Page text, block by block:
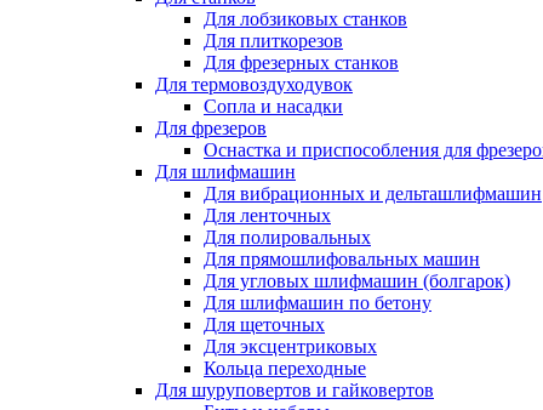
Для лобзиковых станков
Для плиткорезов
Для фрезерных станков
Для термовоздуходувок
Сопла и насадки
Для фрезеров
Оснастка и приспособления для
Для шлифмашин
Для вибрационных и дельташлифмашин
Для ленточных
Для полировальных
Для прямошлифовальных машин
Для угловых шлифмашин (болгарок)
Для шлифмашин по бетону
Для щеточных
Для эксцентриковых
Кольца переходные
Для шуруповертов и гайковертов